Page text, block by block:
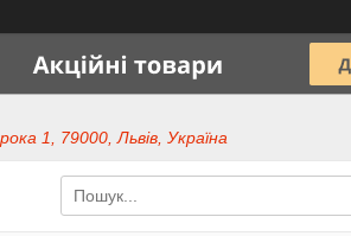
1, 79000, Львів, Україна